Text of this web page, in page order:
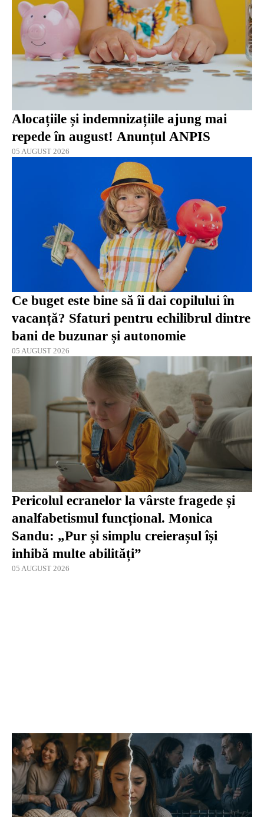
Alocațiile și indemnizațiile ajung mai
repede în august! Anunțul ANPIS
05 AUGUST 2026
Ce buget este bine să îi dai copilului în
vacanță? Sfaturi pentru echilibrul dintre
bani de buzunar și autonomie
05 AUGUST 2026
Pericolul ecranelor la vârste fragede și
analfabetismul funcțional. Monica
Sandu: „Pur și simplu creierașul își
inhibă multe abilități”
05 AUGUST 2026